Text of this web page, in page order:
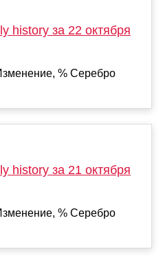
history за 22 октября
% Серебро
history за 21 октября
% Серебро